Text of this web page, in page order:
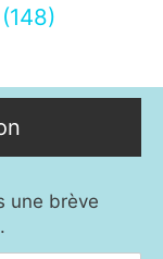
(148)
une brève